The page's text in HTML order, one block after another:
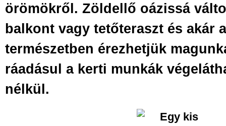
örömökről. Zöldellő oázissá
balkont vagy tetőteraszt és akár
természetben érezhetjük
ráadásul a kerti munkák
nélkül.